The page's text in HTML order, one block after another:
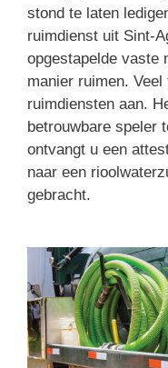
stond te laten
ruimdienst uit Sint-
opgestapelde vaste
manier ruimen. Veel
ruimdiensten aan.
betrouwbare speler
ontvangt u een
naar een
gebracht.